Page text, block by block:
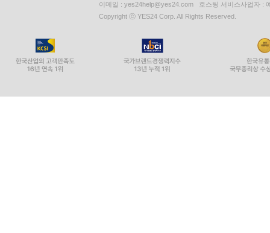
이메일 : yes24help@yes24.com 호스팅 서비스사업자 :
Copyright ⓒ YES24 Corp. All Rights Reserved.